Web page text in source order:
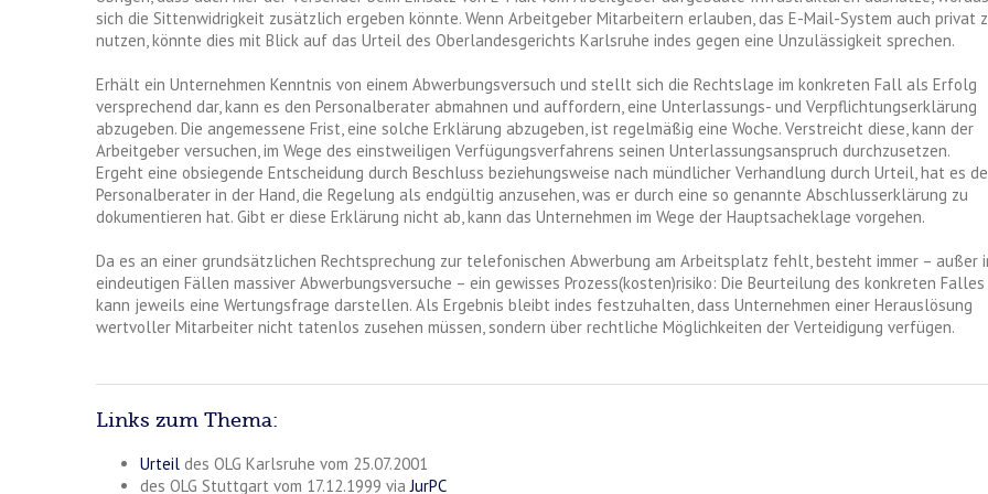
sich die Sittenwidrigkeit zusätzlich ergeben könnte. Wenn Arbeitgeber Mitarbeitern erlauben, das E-Mail-System auch privat
nutzen, könnte dies mit Blick auf das Urteil des Oberlandesgerichts Karlsruhe indes gegen eine Unzulässigkeit sprechen.
Erhält ein Unternehmen Kenntnis von einem Abwerbungsversuch und stellt sich die Rechtslage im konkreten Fall als Erfolg
versprechend dar, kann es den Personalberater abmahnen und auffordern, eine Unterlassungs- und Verpflichtungserklärung
abzugeben. Die angemessene Frist, eine solche Erklärung abzugeben, ist regelmäßig eine Woche. Verstreicht diese, kann der
Arbeitgeber versuchen, im Wege des einstweiligen Verfügungsverfahrens seinen Unterlassungsanspruch durchzusetzen.
Ergeht eine obsiegende Entscheidung durch Beschluss beziehungsweise nach mündlicher Verhandlung durch Urteil, hat es
Personalberater in der Hand, die Regelung als endgültig anzusehen, was er durch eine so genannte Abschlusserklärung zu
dokumentieren hat. Gibt er diese Erklärung nicht ab, kann das Unternehmen im Wege der Hauptsacheklage vorgehen.
Da es an einer grundsätzlichen Rechtsprechung zur telefonischen Abwerbung am Arbeitsplatz fehlt, besteht immer – außer
eindeutigen Fällen massiver Abwerbungsversuche – ein gewisses Prozess(kosten)risiko: Die Beurteilung des konkreten Falles
kann jeweils eine Wertungsfrage darstellen. Als Ergebnis bleibt indes festzuhalten, dass Unternehmen einer Herauslösung
wertvoller Mitarbeiter nicht tatenlos zusehen müssen, sondern über rechtliche Möglichkeiten der Verteidigung verfügen.
Links zum Thema:
Urteil des OLG Karlsruhe vom 25.07.2001
des OLG Stuttgart vom 17.12.1999 via JurPC